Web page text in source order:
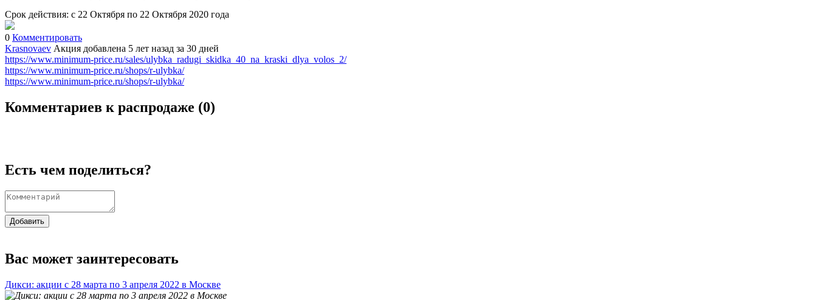
Срок действия: с 22 Октября по 22 Октября 2020 года
0 Комментировать
Krasnovaev Акция добавлена 5 лет назад за 30 дней
https://www.minimum-price.ru/sales/ulybka_radugi_skidka_40_na_kraski_dlya_volos_2/
https://www.minimum-price.ru/shops/r-ulybka/
https://www.minimum-price.ru/shops/r-ulybka/
Комментариев к распродаже (0)
Есть чем поделиться?
Добавить
Вас может заинтересовать
Дикси: акции с 28 марта по 3 апреля 2022 в Москве